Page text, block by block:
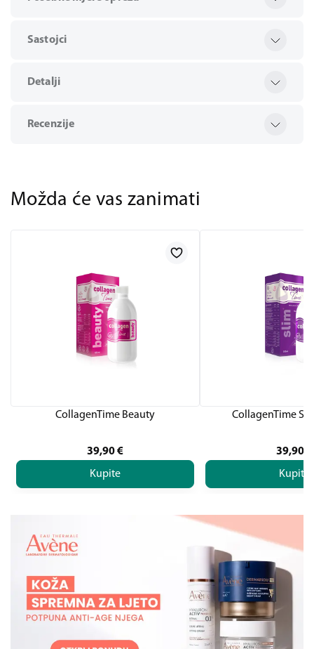
Sastojci
Detalji
Recenzije
Možda će vas zanimati
CollagenTime Beauty
39,90€
Kupite
CollagenTime
39,90
Kupite